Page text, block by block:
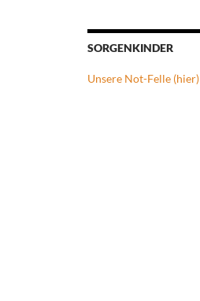
SORGENKINDER
Unsere Not-Felle (hier)